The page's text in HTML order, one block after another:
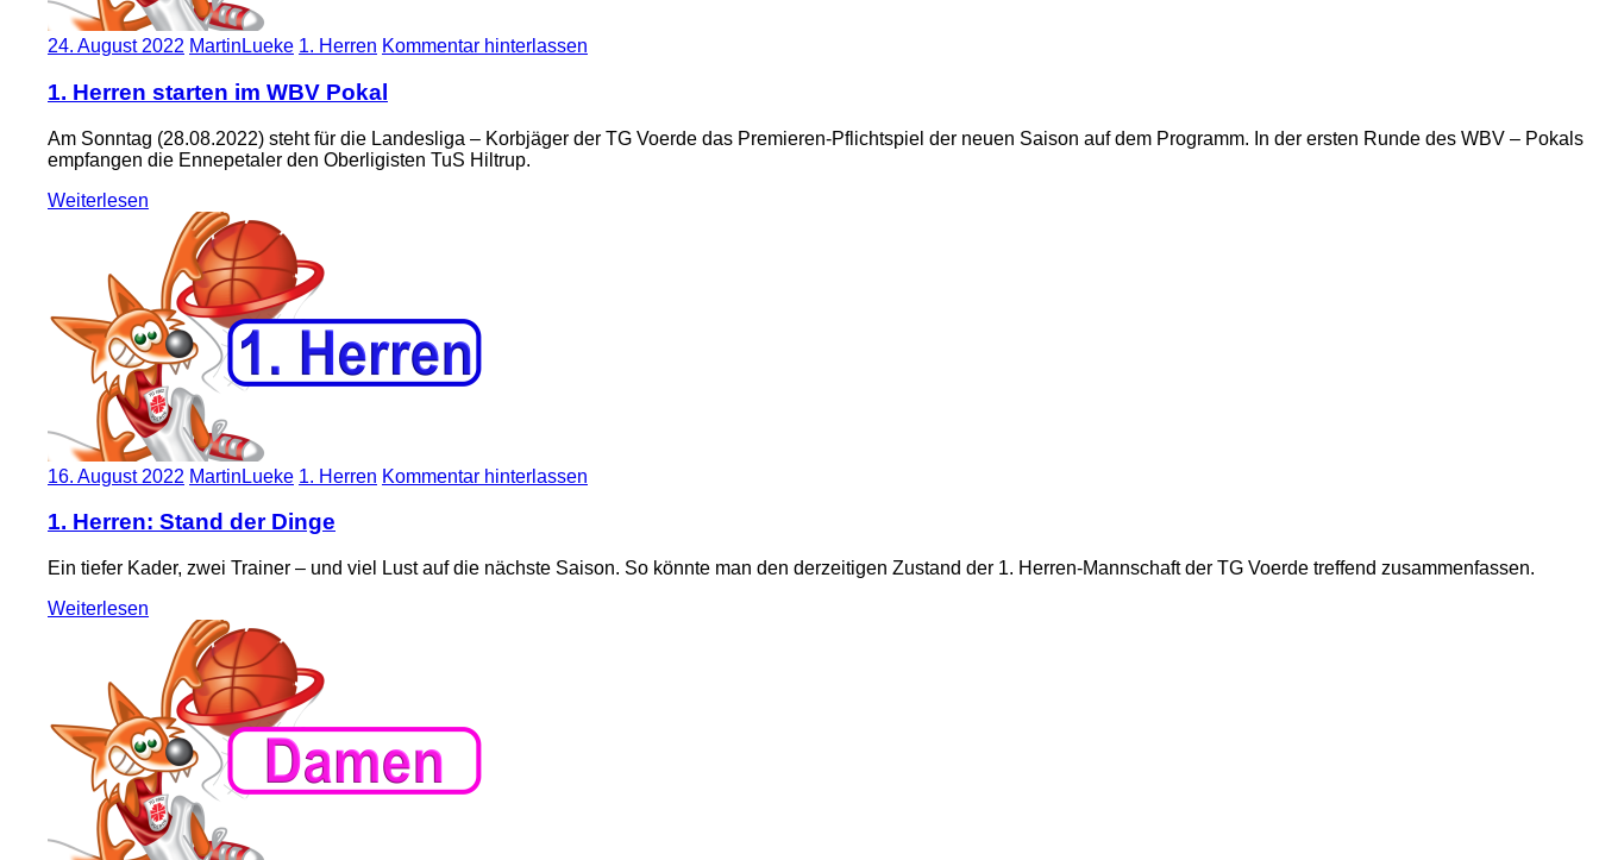
24. August 2022 MartinLueke 1. Herren Kommentar hinterlassen
1. Herren starten im WBV Pokal
Am Sonntag (28.08.2022) steht für die Landesliga – Korbjäger der TG Voerde das Premieren-Pflichtspiel der neuen Saison auf dem Programm. In der ersten Runde des WBV – Pokals
empfangen die Ennepetaler den Oberligisten TuS Hiltrup.
Weiterlesen
16. August 2022 MartinLueke 1. Herren Kommentar hinterlassen
1. Herren: Stand der Dinge
Ein tiefer Kader, zwei Trainer – und viel Lust auf die nächste Saison. So könnte man den derzeitigen Zustand der 1. Herren-Mannschaft der TG Voerde treffend zusammenfassen.
Weiterlesen